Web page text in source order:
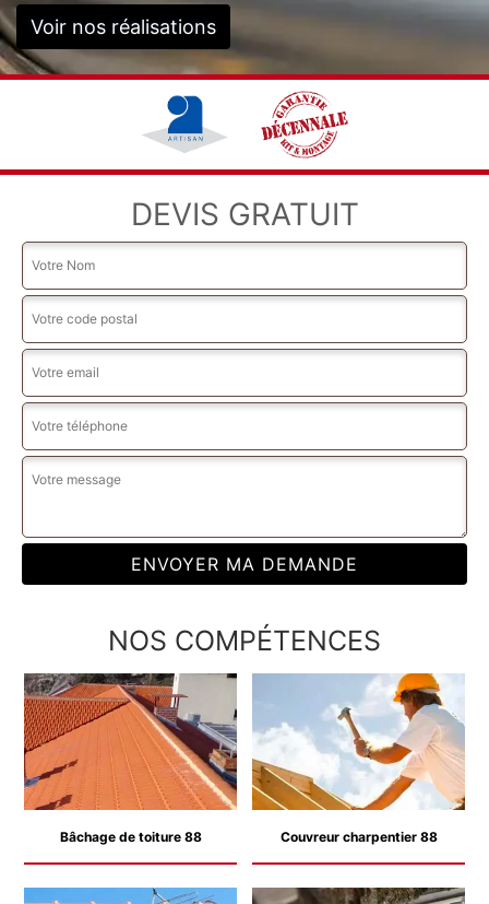
Voir nos réalisations
DEVIS GRATUIT
NOS COMPÉTENCES
Bâchage de toiture 88 Couvreur charpentier 88